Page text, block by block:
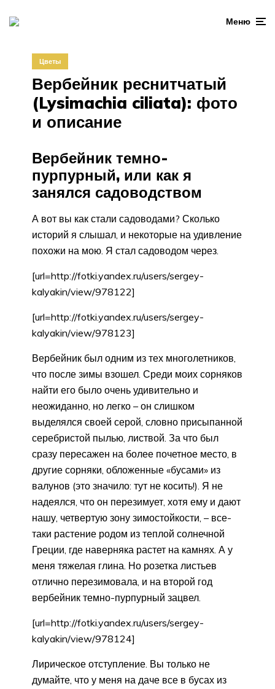
Меню
Цветы
Вербейник реснитчатый
(Lysimachia ciliata): фото
и описание
Вербейник темно-
пурпурный, или как я
занялся садоводством
А вот вы как стали садоводами? Сколько
историй я слышал, и некоторые на удивление
похожи на мою. Я стал садоводом через.
[url=http://fotki.yandex.ru/users/sergey-
kalyakin/view/978122]
[url=http://fotki.yandex.ru/users/sergey-
kalyakin/view/978123]
Вербейник был одним из тех многолетников,
что после зимы взошел. Среди моих сорняков
найти его было очень удивительно и
неожиданно, но легко – он слишком
выделялся своей серой, словно присыпанной
серебристой пылью, листвой. За что был
сразу пересажен на более почетное место, в
другие сорняки, обложенные «бусами» из
валунов (это значило: тут не косить!). Я не
надеялся, что он перезимует, хотя ему и дают
нашу, четвертую зону зимостойкости, – все-
таки растение родом из теплой солнечной
Греции, где наверняка растет на камнях. А у
меня тяжелая глина. Но розетка листьев
отлично перезимовала, и на второй год
вербейник темно-пурпурный зацвел.
[url=http://fotki.yandex.ru/users/sergey-
kalyakin/view/978124]
Лирическое отступление. Вы только не
думайте, что у меня на даче все в бусах из